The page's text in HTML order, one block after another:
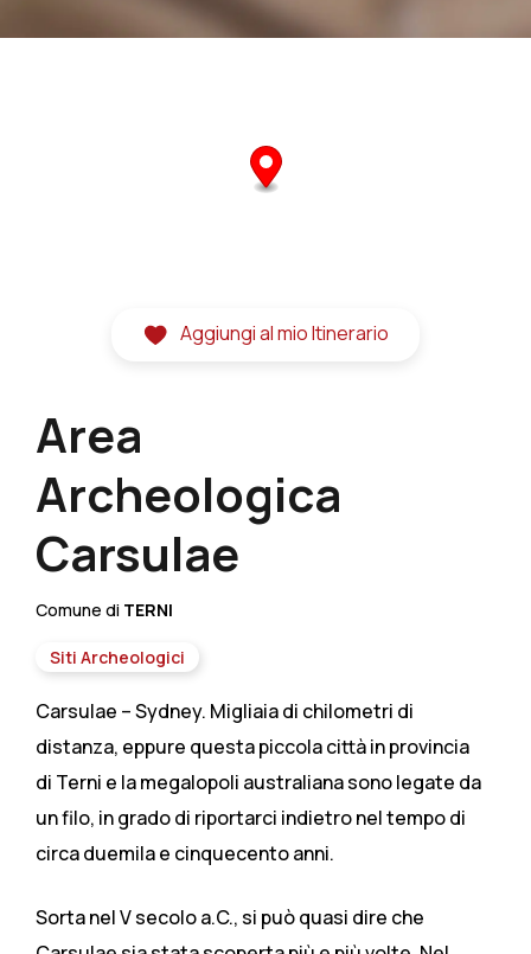
Area
Archeologica
Carsulae
Comune di TERNI
Siti Archeologici
Aggiungi al mio Itinerario
Carsulae – Sydney. Migliaia di chilometri di
distanza, eppure questa piccola città in provincia
di Terni e la megalopoli australiana sono legate da
un filo, in grado di riportarci indietro nel tempo di
circa duemila e cinquecento anni.
Sorta nel V secolo a.C., si può quasi dire che